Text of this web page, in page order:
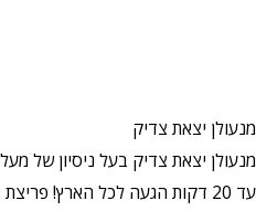
מנעולן יצאת צדיק
עד 20 דקות הגעה לכל הארץ!